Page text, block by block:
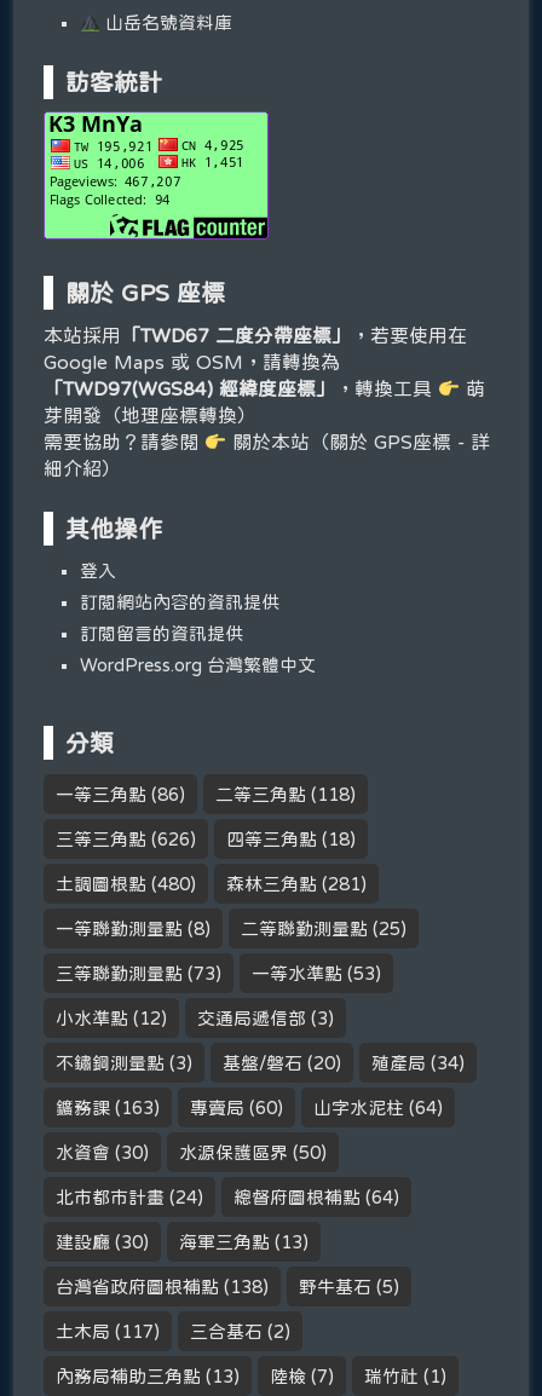
山岳名號資料庫
訪客統計
關於 GPS 座標
本站採用 「TWD67 二度分帶座標」
，若要使用在
Google Maps 或 OSM，請轉換為
「TWD97(WGS84) 經緯度座標」
，轉換工具
萌
芽開發（地理座標轉換）
需要協助？請參閱
關於本站（關於 GPS座標 - 詳
細介紹）
其他操作
登入
訂閱網站內容的資訊提供
訂閱留言的資訊提供
WordPress.org 台灣繁體中文
分類
一等三角點 (86) 二等三角點 (118)
三等三角點 (626) 四等三角點 (18)
土調圖根點 (480) 森林三角點 (281)
一等聯勤測量點 (8) 二等聯勤測量點 (25)
三等聯勤測量點 (73) 一等水準點 (53)
小水準點 (12) 交通局遞信部 (3)
不鏽鋼測量點 (3) 基盤/磐石 (20) 殖產局 (34)
鑛務課 (163) 專賣局 (60) 山字水泥柱 (64)
水資會 (30) 水源保護區界 (50)
北市都市計畫 (24) 總督府圖根補點 (64)
建設廳 (30) 海軍三角點 (13)
台灣省政府圖根補點 (138) 野牛基石 (5)
土木局 (117) 三合基石 (2)
內務局補助三角點 (13) 陸檢 (7) 瑞竹社 (1)